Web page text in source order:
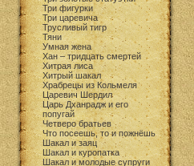
Три фигурки
Три царевича
Трусливый тигр
Тяни
Умная жена
Хан – тридцать смертей
Хитрая лиса
Хитрый шакал
Храбрецы из Кольмеля
Царевич Шердил
Царь Дханрадж и его
попугай
Четверо братьев
Что посеешь, то и пожнёшь
Шакал и заяц
Шакал и куропатка
Шакал и молодые супруги